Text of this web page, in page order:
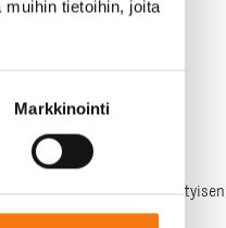
tietoihin, joita
Markkinointi
tekee siitä